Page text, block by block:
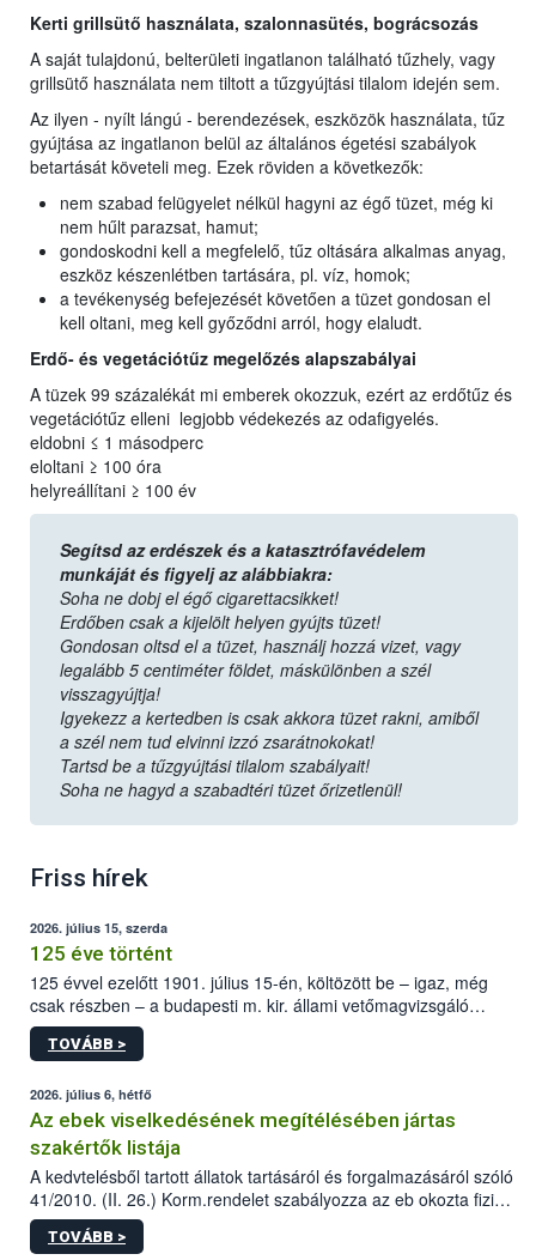
Kerti grillsütő használata, szalonnasütés, bográcsozás
A saját tulajdonú, belterületi ingatlanon található tűzhely, vagy
grillsütő használata nem tiltott a tűzgyújtási tilalom idején sem.
Az ilyen - nyílt lángú - berendezések, eszközök használata, tűz
gyújtása az ingatlanon belül az általános égetési szabályok
betartását követeli meg. Ezek röviden a következők:
nem szabad felügyelet nélkül hagyni az égő tüzet, még ki
nem hűlt parazsat, hamut;
gondoskodni kell a megfelelő, tűz oltására alkalmas anyag,
eszköz készenlétben tartására, pl. víz, homok;
a tevékenység befejezését követően a tüzet gondosan el
kell oltani, meg kell győződni arról, hogy elaludt.
Erdő- és vegetációtűz megelőzés alapszabályai
A tüzek 99 százalékát mi emberek okozzuk, ezért az erdőtűz és
vegetációtűz elleni legjobb védekezés az odafigyelés.
eldobni ≤ 1 másodperc
eloltani ≥ 100 óra
helyreállítani ≥ 100 év
Segítsd az erdészek és a katasztrófavédelem
munkáját és figyelj az alábbiakra:
Soha ne dobj el égő cigarettacsikket!
Erdőben csak a kijelölt helyen gyújts tüzet!
Gondosan oltsd el a tüzet, használj hozzá vizet, vagy
legalább 5 centiméter földet, máskülönben a szél
visszagyújtja!
Igyekezz a kertedben is csak akkora tüzet rakni, amiből
a szél nem tud elvinni izzó zsarátnokokat!
Tartsd be a tűzgyújtási tilalom szabályait!
Soha ne hagyd a szabadtéri tüzet őrizetlenül!
Friss hírek
2026. július 15, szerda
125 éve történt
125 évvel ezelőtt 1901. július 15-én, költözött be – igaz, még
csak részben – a budapesti m. kir. állami vetőmagvizsgáló
állomás a Kis Rókus utca 15. szám alatti, Czigler Győző által
tervezett új épületébe.
TOVÁBB >
2026. július 6, hétfő
Az ebek viselkedésének megítélésében jártas
szakértők listája
A kedvtelésből tartott állatok tartásáról és forgalmazásáról szóló
41/2010. (II. 26.) Korm.rendelet szabályozza az eb okozta fizikai
sérülés, illetve ennek veszélye keletkezésekor felmerülő
hatósági feladatokat, valamint a veszélyes eb tartását és annak
TOVÁBB >